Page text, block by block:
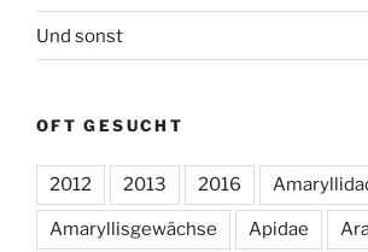
Und sonst
OFT GESUCHT
2012 2013 2016
Amaryllisgewächse Apidae